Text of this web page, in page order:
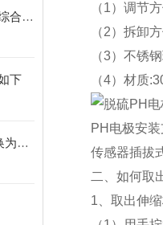
选择PH电极伸缩式护套支架时，应综合考虑以下因素
下
奥泰斯光电传感器可以将光信号转换为电信号
（1）调节
（2） 拆卸
（3） 不锈
（4）材质
PH电极安
传感器插拔
二、如何取
1、取出伸